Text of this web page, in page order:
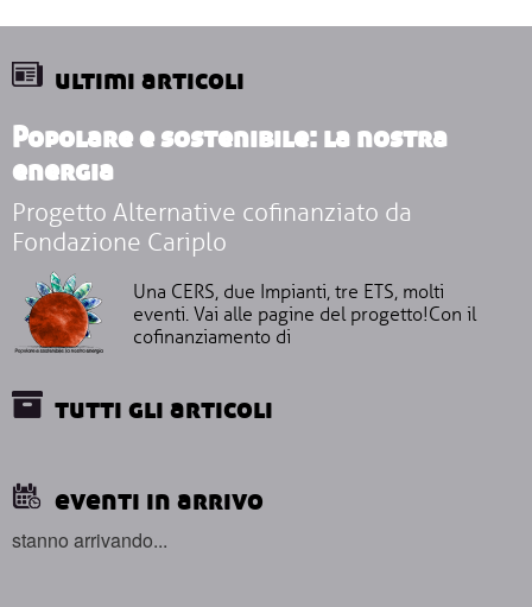
ultimi articoli
Popolare e sostenibile: la nostra
energia
Progetto Alternative cofinanziato da
Fondazione Cariplo
Una CERS, due Impianti, tre ETS, molti
eventi. Vai alle pagine del progetto!Con il
cofinanziamento di
tutti gli articoli
eventi in arrivo
stanno arrivando...